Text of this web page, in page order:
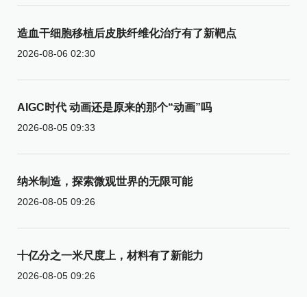
造血干细胞移植后皮肤纤维化治疗有了新靶点
2026-08-06 02:30
AIGC时代 动画还是原来的那个“动画”吗
2026-08-05 09:33
纳米制造，探索微观世界的无限可能
2026-08-05 09:26
十亿分之一米尺度上，材料有了新能力
2026-08-05 09:26